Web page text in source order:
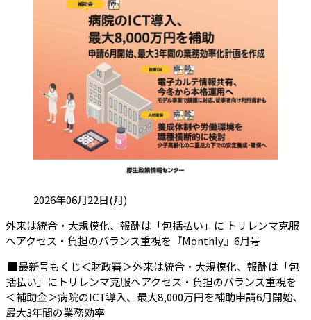
投稿日:2026年06月22日(月)
外来は統合・大規模化、報酬は「包括払い」に トリレンマ克服
へアクセス・負担のバランス重視を『Monthly』6月号
■最新号もくじ＜財政審＞外来は統合・大規模化、報酬は「包
括払い」にトリレンマ克服へアクセス・負担のバランス重視を
＜補助金＞病院のICT導入、最大8,000万円を補助申請6月開始、
最大3年間の業務効率